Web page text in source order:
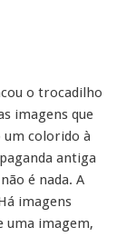
o trocadilho
imagens que
um colorido à
antiga
é nada. A
imagens
uma imagem,